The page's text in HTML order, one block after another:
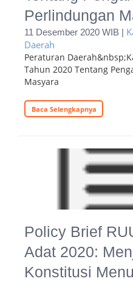
Perlindungan
11 Desember 2020 WIB |
Daerah
Peraturan
Tahun 2020 Tentang
Masyara
Baca Selengkapnya
Policy Brief
Adat 2020:
Konstitusi